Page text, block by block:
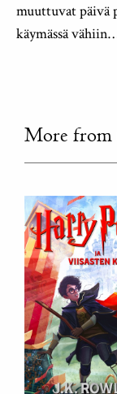
muuttuvat päivä
käymässä
More from